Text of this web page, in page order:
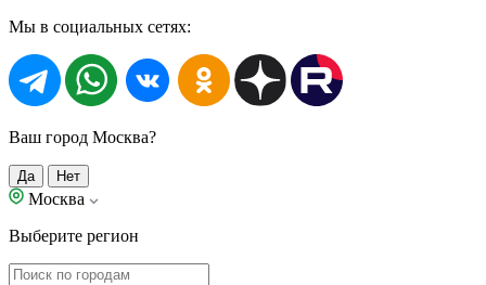
Мы в социальных сетях:
Ваш город Москва?
Да Нет
Москва
Выберите регион